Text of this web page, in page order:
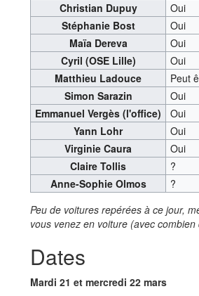
Christian Dupuy
Oui
Stéphanie Bost
Oui
Maïa Dereva
Oui
Cyril (OSE Lille)
Oui
Matthieu Ladouce
Peut
Simon Sarazin
Oui
Emmanuel Vergès (l'office)
Oui
Yann Lohr
Oui
Virginie Caura
Oui
Claire Tollis
?
Anne-Sophie Olmos
?
Peu de voitures repérées à ce jour,
vous venez en voiture (avec combien
Dates
Mardi 21 et mercredi 22 mars